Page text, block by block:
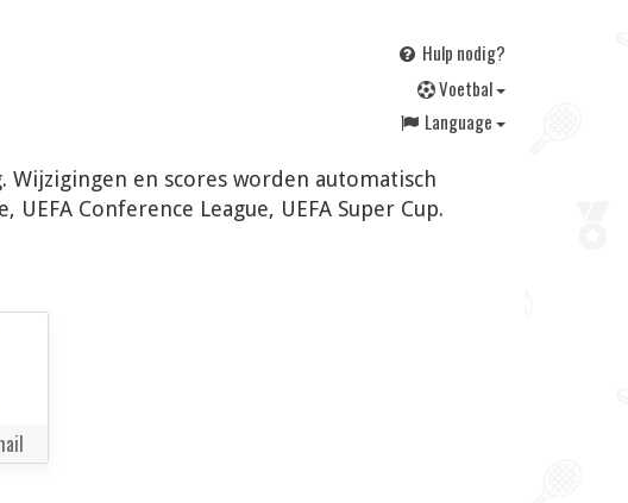
Hulp nodig?
Voetbal
Language
en scores worden automatisch
Conference League, UEFA Super Cup.